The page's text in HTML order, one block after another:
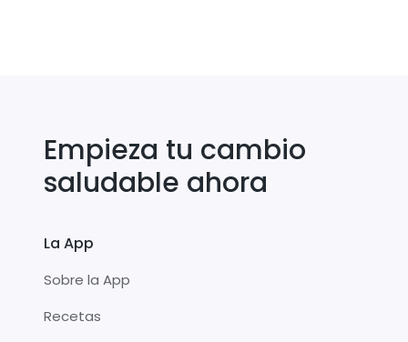
Empieza tu cambio
saludable ahora
La App
Sobre la App
Recetas